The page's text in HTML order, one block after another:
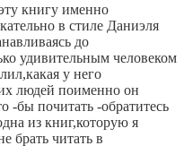
книгу именно
в стиле Даниэля
до
удивительным человеком
у него
людей поименно он
-бы почитать -обратитесь
из книг,которую я
брать читать в